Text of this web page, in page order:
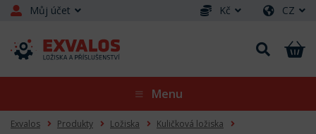
Můj účet Kč CZ
Menu
Exvalos Produkty Ložiska
Kuličková ložiska